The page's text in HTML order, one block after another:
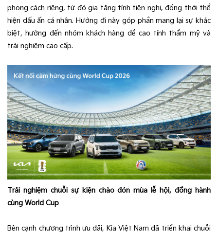
phong cách riêng, từ đó gia tăng tính tiện nghi, đồng thời thể
hiện dấu ấn cá nhân. Hướng đi này góp phần mang lại sự khác
biệt, hướng đến nhóm khách hàng đề cao tính thẩm mỹ và
trải nghiệm cao cấp.
Trải nghiệm chuỗi sự kiện chào đón mùa lễ hội, đồng hành
cùng World Cup
Bên cạnh chương trình ưu đãi, Kia Việt Nam đã triển khai chuỗi